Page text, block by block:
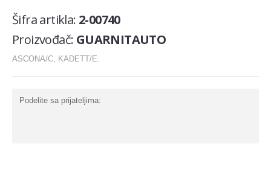
Klackalice
Karike
Komplet za generalnu
Ležaj radilice
Šifra artikla: 2-00740
Proizvođač: GUARNITAUTO
ASCONA/C, KADETT/E.
Podelite sa prijateljima: